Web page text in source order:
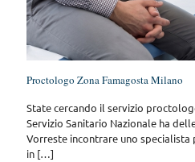
Proctologo Zona Famagosta Milano
State cercando il servizio
Servizio Sanitario Nazionale ha
Vorreste incontrare uno
in […]